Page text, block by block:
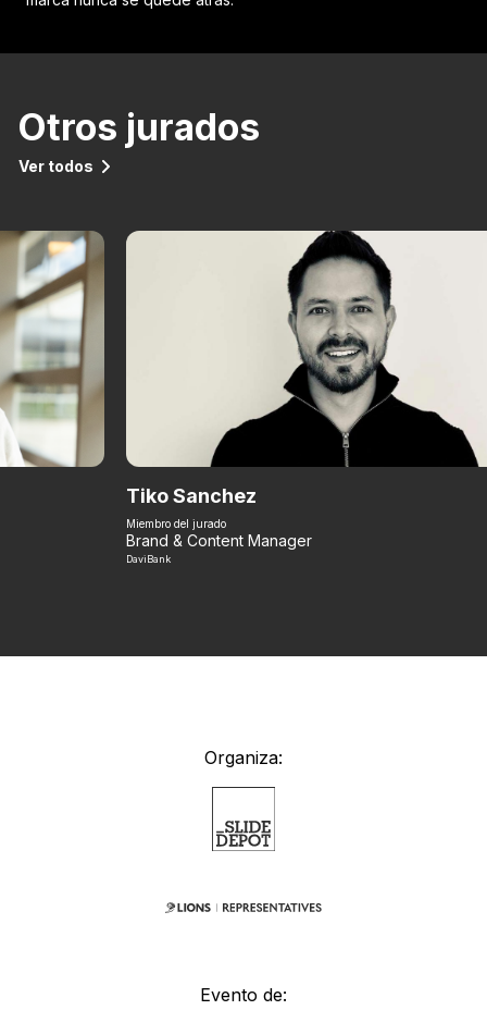
Otros jurados
Ver todos
Tiko Sanchez
Miembro del jurado
Brand & Content Manager
DaviBank
Organiza:
Evento de: